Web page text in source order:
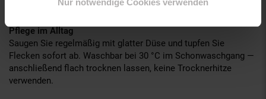
Nur notwendige Cookies verwenden
sorgt eine passende Teppichunterlage für sicheren Stand.
Pflege im Alltag
Saugen Sie regelmäßig mit glatter Düse und tupfen Sie
Flecken sofort ab. Waschbar bei 30 °C im Schonwaschgang —
anschließend flach trocknen lassen, keine Trocknerhitze
verwenden.